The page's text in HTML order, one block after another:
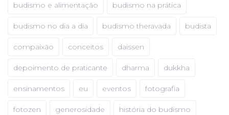
budismo e alimentação budismo na prática
budismo no dia a dia budismo theravada budista
compaixão conceitos daissen
depoimento de praticante dharma dukkha
ensinamentos eu eventos fotografia
fotozen generosidade história do budismo